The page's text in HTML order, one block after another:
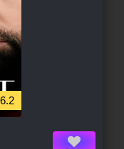
6.2